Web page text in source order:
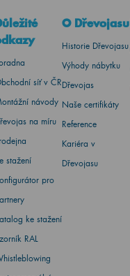
síť v ČR
návody
na míru
stažení
pro
ke stažení
RAL
O Dřevojasu
Historie Dřevojasu
Výhody nábytku
Dřevojas
Naše certifikáty
Reference
Kariéra v
Dřevojasu